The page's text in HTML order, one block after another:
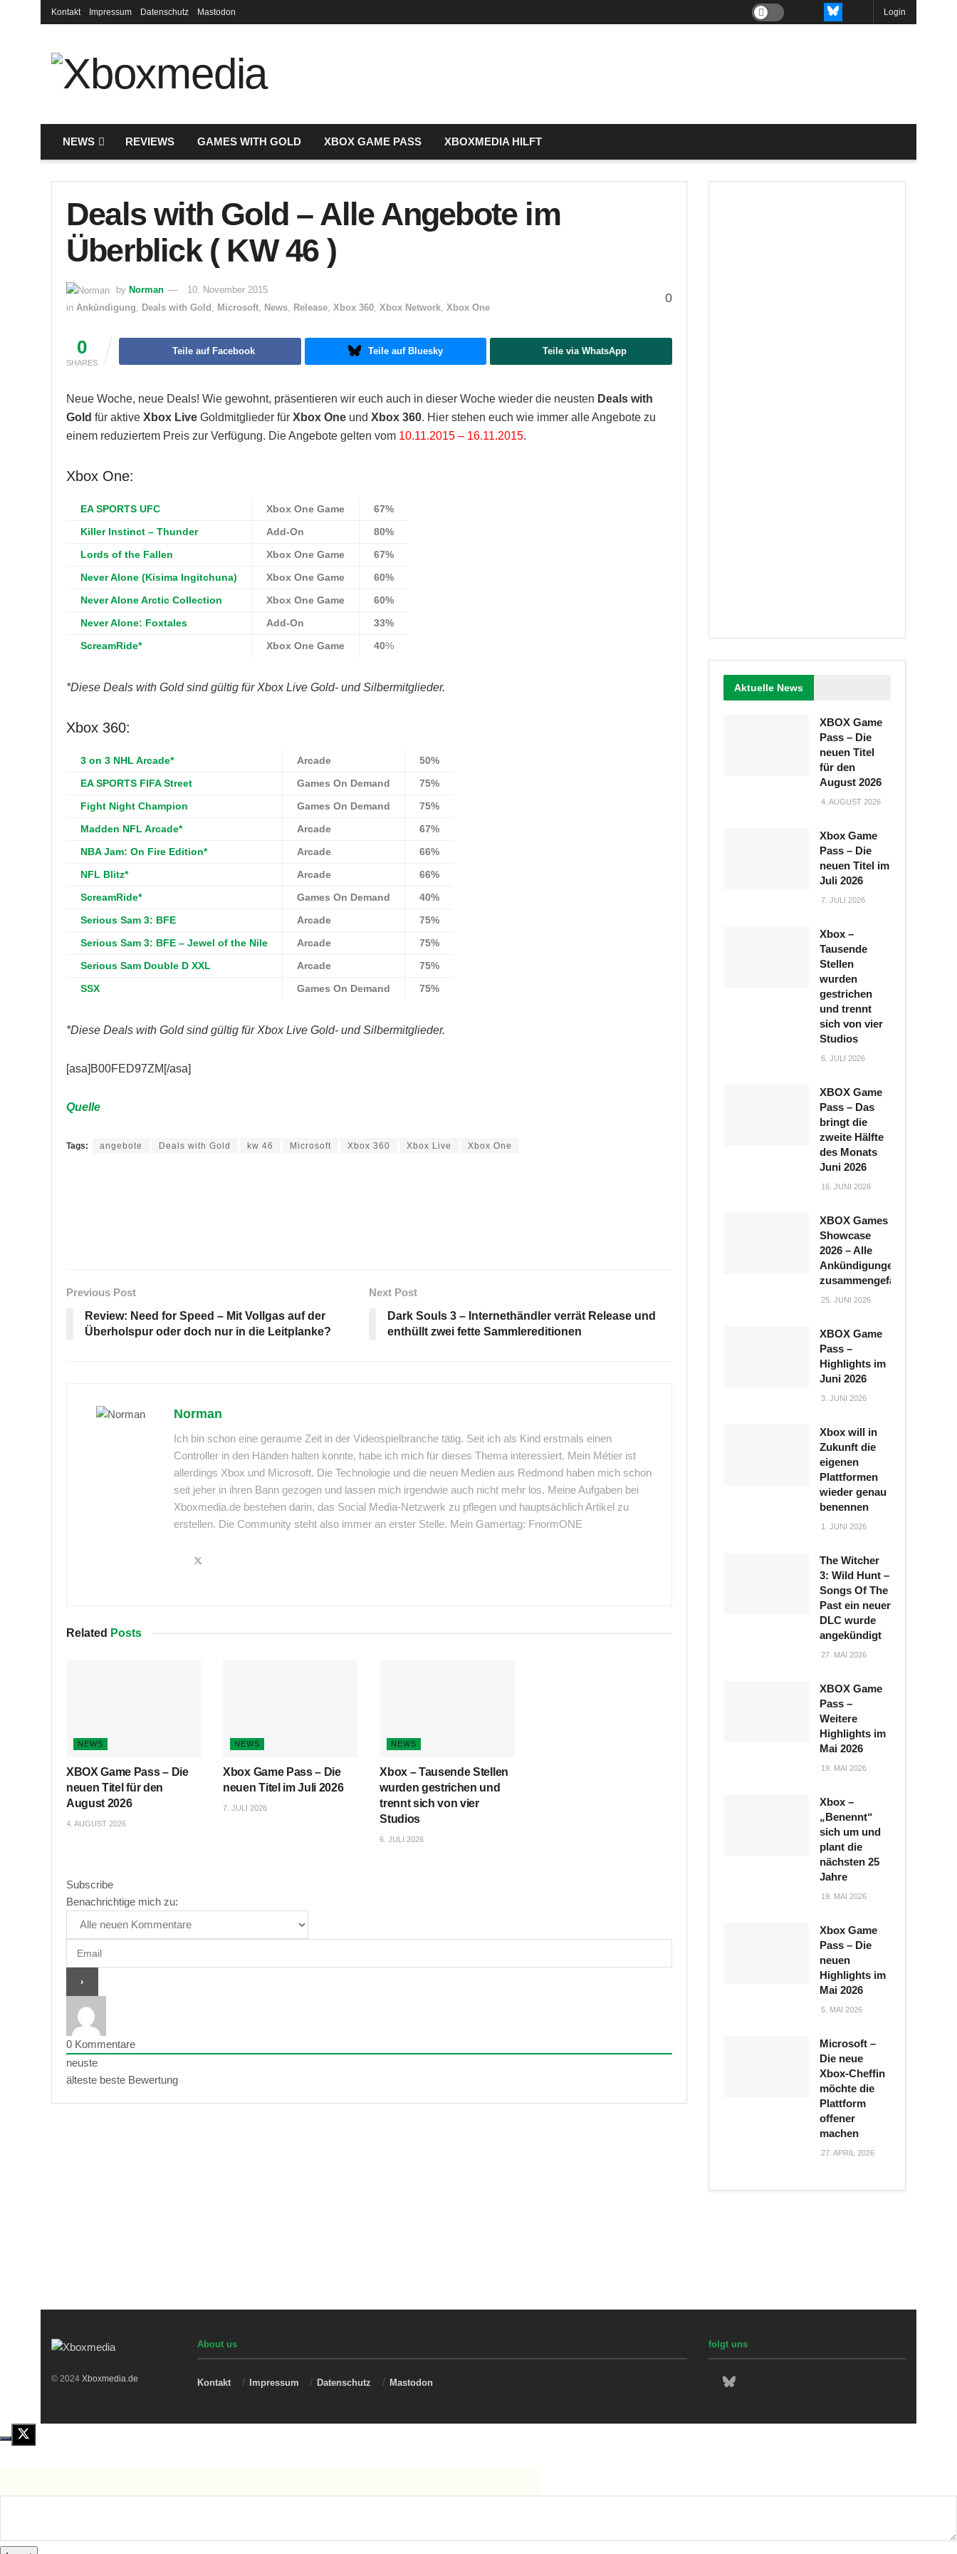
Kontakt Impressum Datenschutz Mastodon Login
NEWS REVIEWS GAMES WITH GOLD XBOX GAME PASS XBOXMEDIA HILFT
Deals with Gold – Alle Angebote im
Überblick ( KW 46 )
by Norman
10. November 2015
in Ankündigung Deals with Gold Microsoft News Release Xbox 360 Xbox Network Xbox One
0
0
SHARES
Teile auf Facebook Teile auf Bluesky Teile via WhatsApp
Neue Woche, neue Deals! Wie gewohnt, präsentieren wir euch auch in dieser Woche wieder die neusten Deals with
Gold für aktive Xbox Live Goldmitglieder für Xbox One und Xbox 360. Hier stehen euch wie immer alle Angebote zu
einem reduziertem Preis zur Verfügung. Die Angebote gelten vom 10.11.2015 – 16.11.2015.
Xbox One:
EA SPORTS UFC Xbox One Game 67%
Killer Instinct – Thunder Add-On 80%
Lords of the Fallen Xbox One Game 67%
Never Alone (Kisima Ingitchuna) Xbox One Game 60%
Never Alone Arctic Collection Xbox One Game 60%
Never Alone: Foxtales Add-On 33%
ScreamRide* Xbox One Game 40%
*Diese Deals with Gold sind gültig für Xbox Live Gold- und Silbermitglieder.
Xbox 360:
3 on 3 NHL Arcade* Arcade 50%
EA SPORTS FIFA Street Games On Demand 75%
Fight Night Champion Games On Demand 75%
Madden NFL Arcade* Arcade 67%
NBA Jam: On Fire Edition* Arcade 66%
NFL Blitz* Arcade 66%
ScreamRide* Games On Demand 40%
Serious Sam 3: BFE Arcade 75%
Serious Sam 3: BFE – Jewel of the Nile Arcade 75%
Serious Sam Double D XXL Arcade 75%
SSX Games On Demand 75%
*Diese Deals with Gold sind gültig für Xbox Live Gold- und Silbermitglieder.
[asa]B00FED97ZM[/asa]
Quelle
Tags: angebote Deals with Gold kw 46 Microsoft Xbox 360 Xbox Live Xbox One
Previous Post
Review: Need for Speed – Mit Vollgas auf der
Überholspur oder doch nur in die Leitplanke?
Next Post
Dark Souls 3 – Internethändler verrät Release und
enthüllt zwei fette Sammlereditionen
Norman
Ich bin schon eine geraume Zeit in der Videospielbranche tätig. Seit ich als Kind erstmals einen
Controller in den Händen halten konnte, habe ich mich für dieses Thema interessiert. Mein Métier ist
allerdings Xbox und Microsoft. Die Technologie und die neuen Medien aus Redmond haben mich schon
seit jeher in ihren Bann gezogen und lassen mich irgendwie auch nicht mehr los. Meine Aufgaben bei
Xboxmedia.de bestehen darin, das Social Media-Netzwerk zu pflegen und hauptsächlich Artikel zu
erstellen. Die Community steht also immer an erster Stelle. Mein Gamertag: FnormONE
Related Posts
NEWS
XBOX Game Pass – Die
neuen Titel für den
August 2026
4. AUGUST 2026
NEWS
Xbox Game Pass – Die
neuen Titel im Juli 2026
7. JULI 2026
NEWS
Xbox – Tausende Stellen
wurden gestrichen und
trennt sich von vier
Studios
6. JULI 2026
Subscribe
Benachrichtige mich zu:
0 Kommentare
neuste
älteste beste Bewertung
Aktuelle News
XBOX Game
Pass – Die
neuen Titel
für den
August 2026
4. AUGUST 2026
Xbox Game
Pass – Die
neuen Titel im
Juli 2026
7. JULI 2026
Xbox –
Tausende
Stellen
wurden
gestrichen
und trennt
sich von vier
Studios
6. JULI 2026
XBOX Game
Pass – Das
bringt die
zweite Hälfte
des Monats
Juni 2026
16. JUNI 2026
XBOX Games
Showcase
2026 – Alle
Ankündigungen
zusammengefasst
25. JUNI 2026
XBOX Game
Pass –
Highlights im
Juni 2026
3. JUNI 2026
Xbox will in
Zukunft die
eigenen
Plattformen
wieder genau
benennen
1. JUNI 2026
The Witcher
3: Wild Hunt –
Songs Of The
Past ein neuer
DLC wurde
angekündigt
27. MAI 2026
XBOX Game
Pass –
Weitere
Highlights im
Mai 2026
19. MAI 2026
Xbox –
„Benennt“
sich um und
plant die
nächsten 25
Jahre
19. MAI 2026
Xbox Game
Pass – Die
neuen
Highlights im
Mai 2026
5. MAI 2026
Microsoft –
Die neue
Xbox-Cheffin
möchte die
Plattform
offener
machen
27. APRIL 2026
© 2024 Xboxmedia.de
About us
Kontakt Impressum Datenschutz Mastodon
folgt uns